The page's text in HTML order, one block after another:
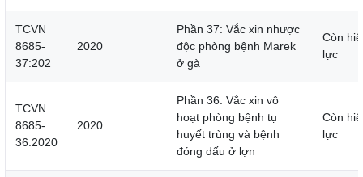
TCVN
8685-
37:202
2020
Phần 37: Vắc xin nhược
độc phòng bệnh Marek
ở gà
Còn
lực
TCVN
8685-
36:2020
2020
Phần 36: Vắc xin vô
hoạt phòng bệnh tụ
huyết trùng và bệnh
đóng dấu ở lợn
Còn
lực